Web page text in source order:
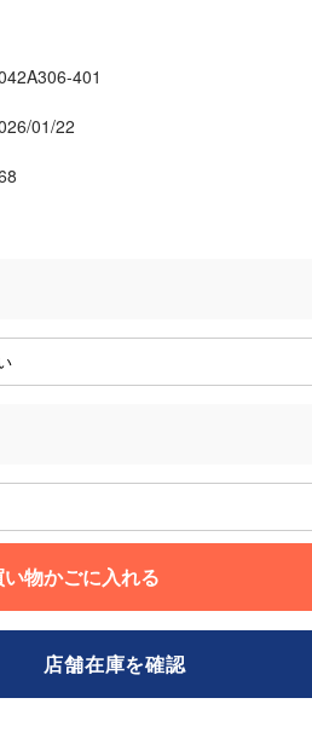
401
01/22
い物かごに入れる
店舗在庫を確認